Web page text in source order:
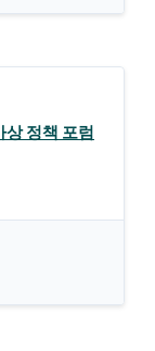
상 정책 포럼